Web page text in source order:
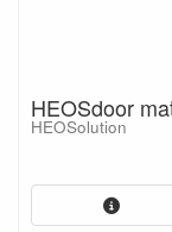
HEOSdoor
HEOSolution